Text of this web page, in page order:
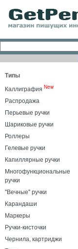
Типы
Каллиграфия New
Распродажа
Перьевые ручки
Шариковые ручки
Роллеры
Гелевые ручки
Капиллярные ручки
Многофункциональные
ручки
"Вечные" ручки
Карандаши
Маркеры
Ручки-кисточки
Чернила, картриджи